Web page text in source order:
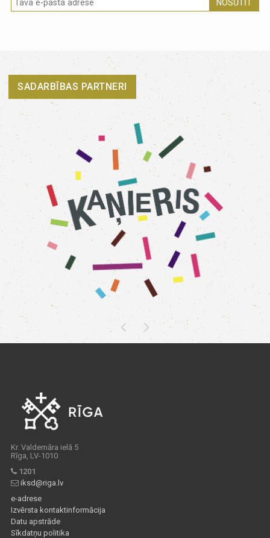
NOSŪTĪT
SADARBĪBAS PARTNERI
Kr. Valdemāra ielā 5
Rīga, LV-1010
1201
iksd@riga.lv
e-adrese
Izvērsta kontaktinformācija
Datu apstrāde
Sīkdatņu politika